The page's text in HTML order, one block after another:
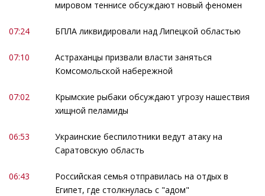
мировом теннисе обсуждают новый феномен
07:24 БПЛА ликвидировали над Липецкой областью
07:10
Астраханцы призвали власти заняться
Комсомольской набережной
07:02
Крымские рыбаки обсуждают угрозу нашествия
хищной пеламиды
06:53
Украинские беспилотники ведут атаку на
Саратовскую область
06:43
Российская семья отправилась на отдых в
Египет, где столкнулась с "адом"